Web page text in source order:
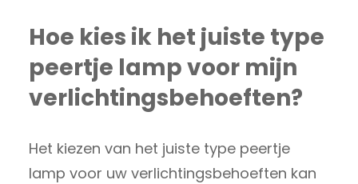
Hoe kies ik het juiste type
peertje lamp voor mijn
verlichtingsbehoeften?
Het kiezen van het juiste type peertje
lamp voor uw verlichtingsbehoeften kan